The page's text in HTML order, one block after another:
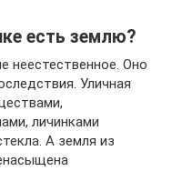
есть землю?
неестественное. Оно
Уличная
личинками
А земля из